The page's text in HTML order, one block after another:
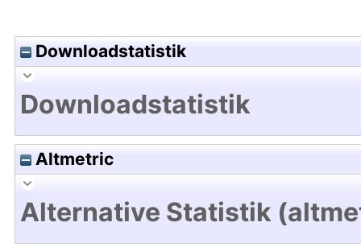
Downloadstatistik
Downloadstatistik
Altmetric
Alternative Statistik